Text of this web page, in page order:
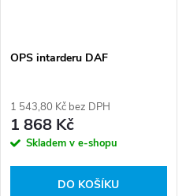
OPS intarderu DAF
1 543,80 Kč bez DPH
1 868 Kč
Skladem v e-shopu
DO KOŠÍKU